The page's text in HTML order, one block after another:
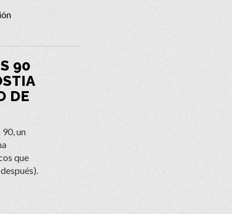
90
DE
un
que